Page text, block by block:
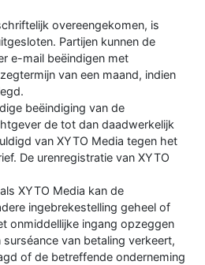
overeengekomen, is
Partijen kunnen de
e-mail beëindigen met
van een maand, indien
beëindiging van de
de tot dan daadwerkelijk
van XYTO Media tegen het
De urenregistratie van XYTO
XYTO Media kan de
ingebrekestelling geheel of
onmiddellijke ingang opzeggen
surséance van betaling verkeert,
of de betreffende onderneming